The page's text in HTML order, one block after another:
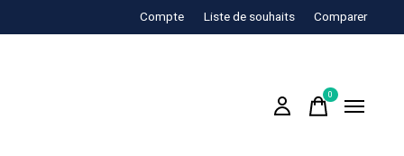
Compte Liste de souhaits Comparer
0items